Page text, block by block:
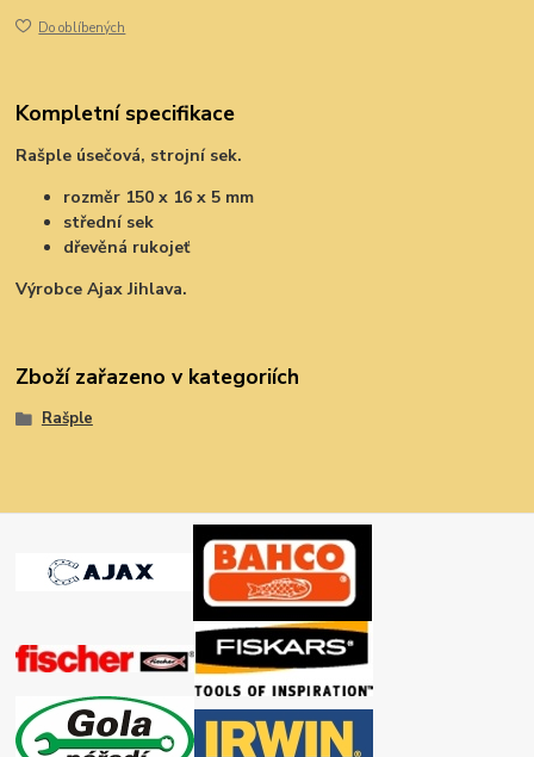
Do oblíbených
Kompletní specifikace
Rašple úsečová, strojní sek.
rozměr 150 x 16 x 5 mm
střední sek
dřevěná rukojeť
Výrobce Ajax Jihlava.
Zboží zařazeno v kategoriích
Rašple